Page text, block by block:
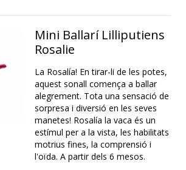
Mini Ballarí Lilliputiens
Rosalie
La Rosalía! En tirar-li de les potes,
aquest sonall comença a ballar
alegrement. Tota una sensació de
sorpresa i diversió en les seves
manetes! Rosalía la vaca és un
estímul per a la vista, les habilitats
motrius fines, la comprensió i
l'oïda. A partir dels 6 mesos.